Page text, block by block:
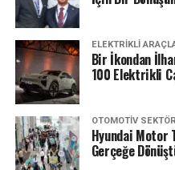
ELEKTRIKLI
Bir İkondan
100 Elektrikli
OTOMOTIV
Hyundai Motor
Gerçeğe